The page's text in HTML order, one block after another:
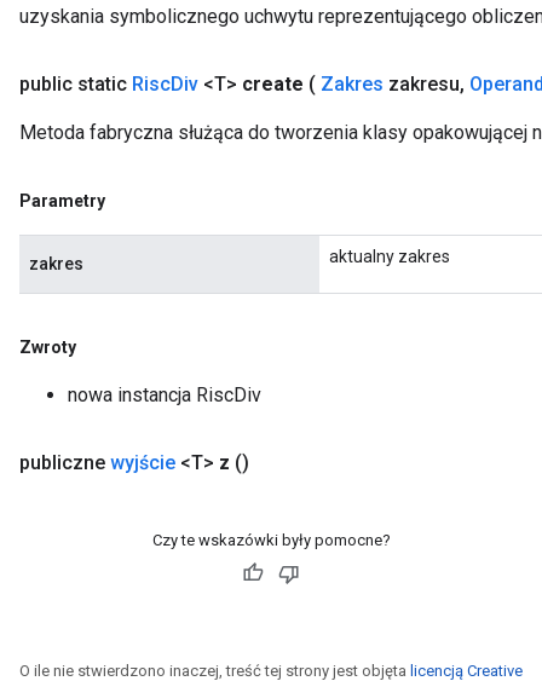
uzyskania symbolicznego uchwytu reprezentującego
public static RiscDiv <T> create ( Zakres zakresu,
Metoda fabryczna służąca do tworzenia klasy opakowującej
Parametry
zakres aktualny zakres
Zwroty
nowa instancja RiscDiv
publiczne wyjście <T> z ()
Czy te wskazówki były pomocne?
O ile nie stwierdzono inaczej, treść tej strony jest objęta licencją Creative